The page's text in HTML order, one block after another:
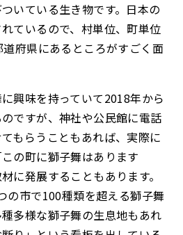
いている生き物です。日本の
ているので、村単位、町単位
府県にあるところがすごく面
興味を持っていて2018年から
ですが、神社や公民館に電話
もらうこともあれば、実際に
の町に獅子舞はあります
に発展することもあります。
の市で100種類を超える獅子舞
多様な獅子舞の生息地もあれ